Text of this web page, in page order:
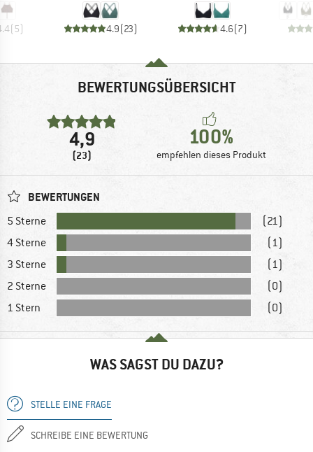
(5) 4.9(23) 4.6(7)
BEWERTUNGSÜBERSICHT
4,9
(23)
100%
empfehlen dieses Produkt
BEWERTUNGEN
5 Sterne
(21)
4 Sterne
(1)
3 Sterne
(1)
2 Sterne
(0)
1 Stern
(0)
WAS SAGST DU DAZU?
STELLE EINE FRAGE
SCHREIBE EINE BEWERTUNG